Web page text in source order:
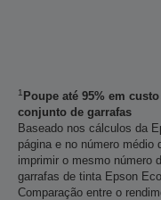
1 Poupe até 95% em
conjunto de garrafas
Baseado nos cálculos da
página e no número
imprimir o mesmo número
garrafas de tinta Epson
Comparação entre o